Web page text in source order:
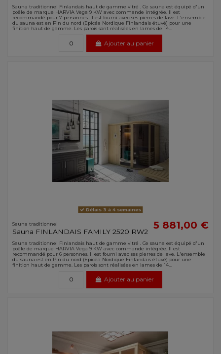
Sauna traditionnel Finlandais haut de gamme vitré . Ce sauna est équipé d'un
poêle de marque HARVIA Vega 9 KW avec commande intégrée. Il est
recommandé pour 7 personnes. Il est fourni avec ses pierres de lave. L'ensemble
du sauna est en Pin du nord (Epicéa Nordique Finlandais étuvé) pour une
finition haut de gamme. Les parois sont réalisées en lames de 14...
Ajouter au panier
Délais 3 à 4 semaines
Sauna traditionnel
Sauna FINLANDAIS FAMILY 2520 RW2
5 881,00 €
Sauna traditionnel Finlandais haut de gamme vitré . Ce sauna est équipé d'un
poêle de marque HARVIA Vega 9 KW avec commande intégrée. Il est
recommandé pour 6 personnes. Il est fourni avec ses pierres de lave. L'ensemble
du sauna est en Pin du nord (Epicéa Nordique Finlandais étuvé) pour une
finition haut de gamme. Les parois sont réalisées en lames de 14...
Ajouter au panier